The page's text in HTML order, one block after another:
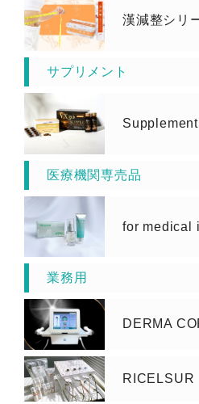
漢減整シリ
サプリメント
Supplement
医療機関専売品
for medical
業務用
DERMA
RICELSUR